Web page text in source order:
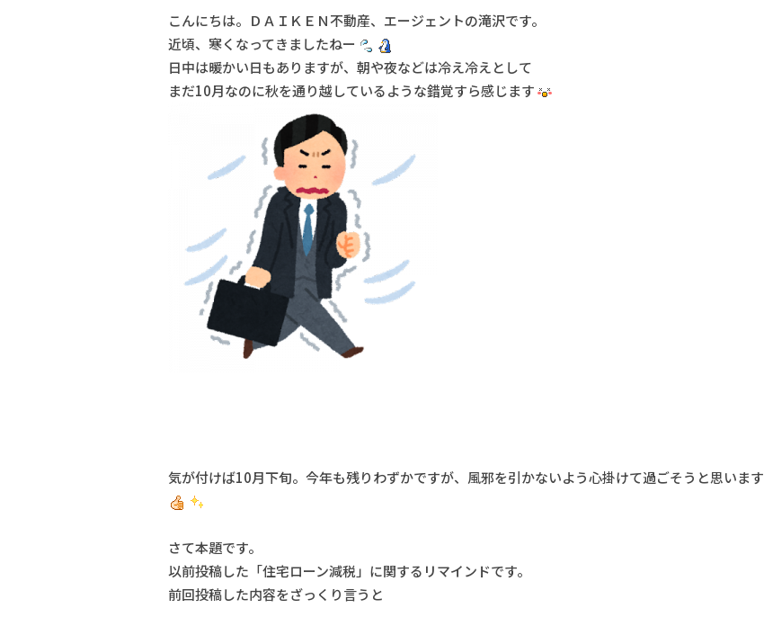
こんにちは。ＤＡＩＫＥＮ不動産、エージェントの滝沢です。
近頃、寒くなってきましたねー
日中は暖かい日もありますが、朝や夜などは冷え冷えとして
まだ10月なのに秋を通り越しているような錯覚すら感じます
気が付けば10月下旬。今年も残りわずかですが、風邪を引かないよう心掛けて過ごそうと思います
さて本題です。
以前投稿した「住宅ローン減税」に関するリマインドです。
前回投稿した内容をざっくり言うと